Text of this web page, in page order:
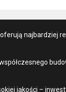
najbardziej
jakości –